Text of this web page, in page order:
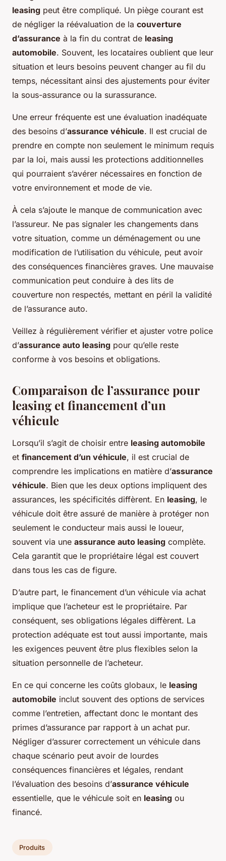
leasing peut être compliqué. Un piège courant est
de négliger la réévaluation de la couverture
d’assurance à la fin du contrat de leasing
automobile. Souvent, les locataires oublient que leur
situation et leurs besoins peuvent changer au fil du
temps, nécessitant ainsi des ajustements pour éviter
la sous-assurance ou la surassurance.
Une erreur fréquente est une évaluation inadéquate
des besoins d’assurance véhicule. Il est crucial de
prendre en compte non seulement le minimum requis
par la loi, mais aussi les protections additionnelles
qui pourraient s’avérer nécessaires en fonction de
votre environnement et mode de vie.
À cela s’ajoute le manque de communication avec
l’assureur. Ne pas signaler les changements dans
votre situation, comme un déménagement ou une
modification de l’utilisation du véhicule, peut avoir
des conséquences financières graves. Une mauvaise
communication peut conduire à des lits de
couverture non respectés, mettant en péril la validité
de l’assurance auto.
Veillez à régulièrement vérifier et ajuster votre police
d’assurance auto leasing pour qu’elle reste
conforme à vos besoins et obligations.
Comparaison de l’assurance pour
leasing et financement d’un
véhicule
Lorsqu’il s’agit de choisir entre leasing automobile
et financement d’un véhicule, il est crucial de
comprendre les implications en matière d’assurance
véhicule. Bien que les deux options impliquent des
assurances, les spécificités diffèrent. En leasing, le
véhicule doit être assuré de manière à protéger non
seulement le conducteur mais aussi le loueur,
souvent via une assurance auto leasing complète.
Cela garantit que le propriétaire légal est couvert
dans tous les cas de figure.
D’autre part, le financement d’un véhicule via achat
implique que l’acheteur est le propriétaire. Par
conséquent, ses obligations légales diffèrent. La
protection adéquate est tout aussi importante, mais
les exigences peuvent être plus flexibles selon la
situation personnelle de l’acheteur.
En ce qui concerne les coûts globaux, le leasing
automobile inclut souvent des options de services
comme l’entretien, affectant donc le montant des
primes d’assurance par rapport à un achat pur.
Négliger d’assurer correctement un véhicule dans
chaque scénario peut avoir de lourdes
conséquences financières et légales, rendant
l’évaluation des besoins d’assurance véhicule
essentielle, que le véhicule soit en leasing ou
financé.
Produits